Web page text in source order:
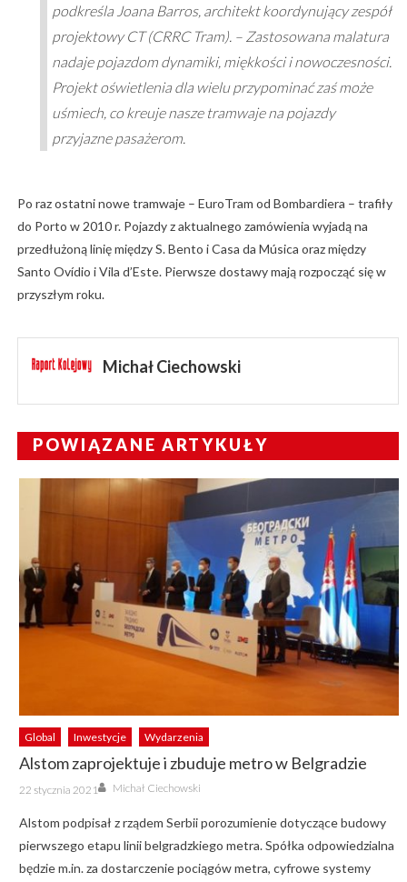
podkreśla Joana Barros, architekt koordynujący zespół
projektowy CT (CRRC Tram). – Zastosowana malatura
nadaje pojazdom dynamiki, miękkości i nowoczesności.
Projekt oświetlenia dla wielu przypominać zaś może
uśmiech, co kreuje nasze tramwaje na pojazdy
przyjazne pasażerom.
Po raz ostatni nowe tramwaje – EuroTram od Bombardiera – trafiły
do Porto w 2010 r. Pojazdy z aktualnego zamówienia wyjadą na
przedłużoną linię między S. Bento i Casa da Música oraz między
Santo Ovídio i Vila d’Este. Pierwsze dostawy mają rozpocząć się w
przyszłym roku.
Michał Ciechowski
POWIĄZANE ARTYKUŁY
Global Inwestycje Wydarzenia
Alstom zaprojektuje i zbuduje metro w Belgradzie
Posted
on
22 stycznia 2021 Author
Michał Ciechowski
Alstom podpisał z rządem Serbii porozumienie dotyczące budowy
pierwszego etapu linii belgradzkiego metra. Spółka odpowiedzialna
będzie m.in. za dostarczenie pociągów metra, cyfrowe systemy